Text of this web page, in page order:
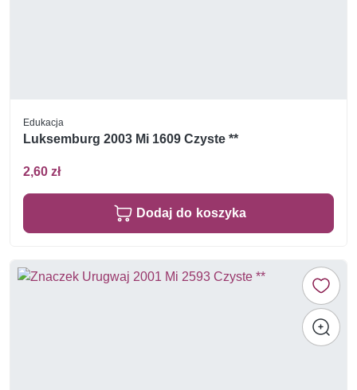
Edukacja
Luksemburg 2003 Mi 1609 Czyste **
2,60 zł
Dodaj do koszyka